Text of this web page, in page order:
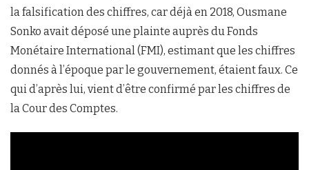
la falsification des chiffres, car déjà en 2018, Ousmane
Sonko avait déposé une plainte auprès du Fonds
Monétaire International (FMI), estimant que les chiffres
donnés à l’époque par le gouvernement, étaient faux. Ce
qui d’après lui, vient d’être confirmé par les chiffres de
la Cour des Comptes.